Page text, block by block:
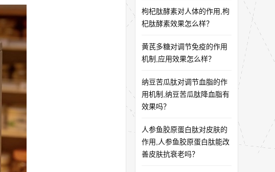
枸杞肽酵素对人体的作用,枸
杞肽酵素效果怎么样？
黄芪多糖对调节免疫的作用
机制,应用效果怎么样？
纳豆苦瓜肽对调节血脂的作
用机制,纳豆苦瓜肽降血脂有
效果吗？
人参鱼胶原蛋白肽对皮肤的
作用,人参鱼胶原蛋白肽能改
善皮肤抗衰老吗？